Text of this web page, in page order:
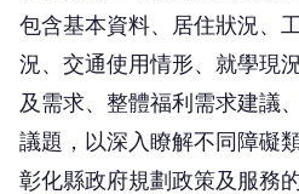
包含基本資料、居住狀況、
況、交通使用情形、就學現
及需求、整體福利需求建議
議題，以深入瞭解不同障礙
彰化縣政府規劃政策及服務